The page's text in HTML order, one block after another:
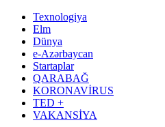
Texnologiya
Elm
Dünya
e-Azərbaycan
Startaplar
QARABAĞ
KORONAVİRUS
TED +
VAKANSİYA